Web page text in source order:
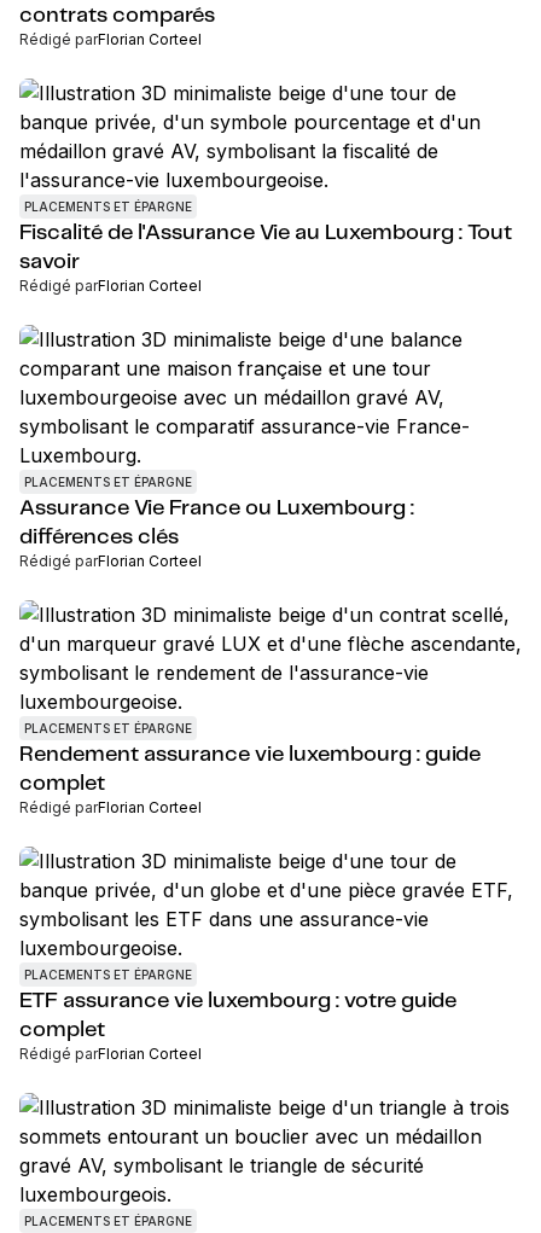
contrats comparés
Rédigé parFlorian Corteel
PLACEMENTS ET ÉPARGNE
Fiscalité de l'Assurance Vie au Luxembourg : Tout
savoir
Rédigé parFlorian Corteel
PLACEMENTS ET ÉPARGNE
Assurance Vie France ou Luxembourg :
différences clés
Rédigé parFlorian Corteel
PLACEMENTS ET ÉPARGNE
Rendement assurance vie luxembourg : guide
complet
Rédigé parFlorian Corteel
PLACEMENTS ET ÉPARGNE
ETF assurance vie luxembourg : votre guide
complet
Rédigé parFlorian Corteel
PLACEMENTS ET ÉPARGNE